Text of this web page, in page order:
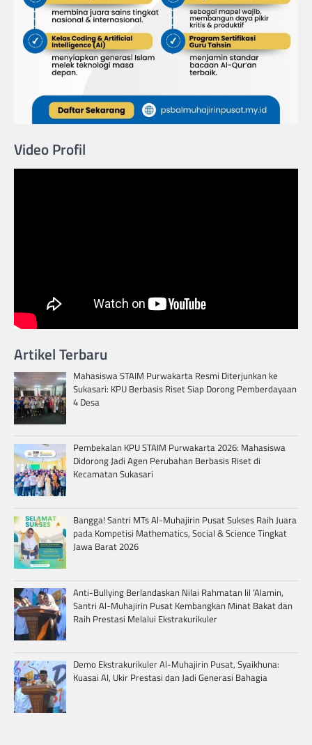
Video Profil
Artikel Terbaru
Mahasiswa STAIM Purwakarta Resmi Diterjunkan ke
Sukasari: KPU Berbasis Riset Siap Dorong Pemberdayaan
4 Desa
Pembekalan KPU STAIM Purwakarta 2026: Mahasiswa
Didorong Jadi Agen Perubahan Berbasis Riset di
Kecamatan Sukasari
Bangga! Santri MTs Al-Muhajirin Pusat Sukses Raih Juara
pada Kompetisi Mathematics, Social & Science Tingkat
Jawa Barat 2026
Anti-Bullying Berlandaskan Nilai Rahmatan lil ‘Alamin,
Santri Al-Muhajirin Pusat Kembangkan Minat Bakat dan
Raih Prestasi Melalui Ekstrakurikuler
Demo Ekstrakurikuler Al-Muhajirin Pusat, Syaikhuna:
Kuasai AI, Ukir Prestasi dan Jadi Generasi Bahagia